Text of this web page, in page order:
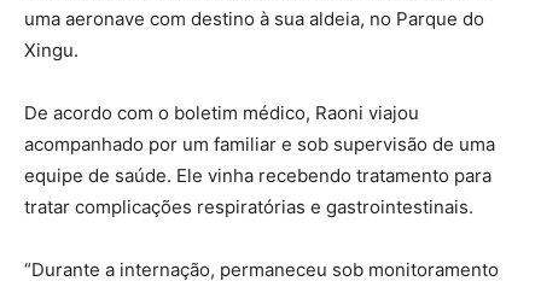
uma aeronave com destino à sua aldeia, no Parque do
Xingu.
De acordo com o boletim médico, Raoni viajou
acompanhado por um familiar e sob supervisão de uma
equipe de saúde. Ele vinha recebendo tratamento para
tratar complicações respiratórias e gastrointestinais.
“Durante a internação, permaneceu sob monitoramento